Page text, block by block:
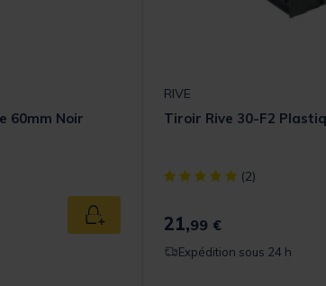
60mm Noir
Ajouter au panier
RIVE
Tiroir Rive 30-F2
[object Object] out of 5
(2)
21,99 €
Expédition sous 24 h